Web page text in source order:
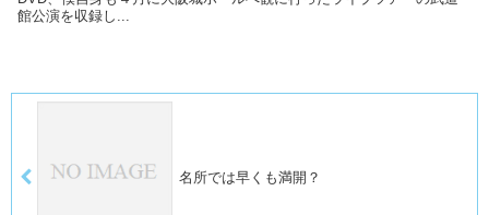
館公演を収録し...
名所では早くも満開？